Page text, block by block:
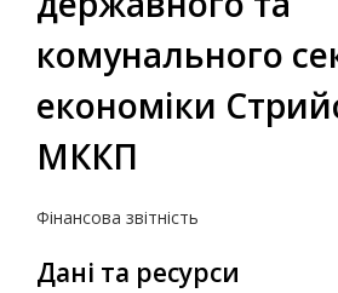
комунального
економіки
МККП
Фінансова звітність
Дані та ресурси